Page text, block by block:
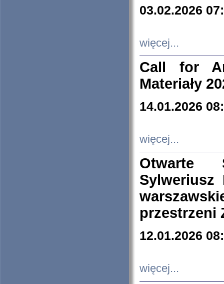
03.02.2026
więcej...
Call for
Materiały
14.01.2026
więcej...
Otwarte
Sylweriusz
przestrzeni
12.01.2026
więcej...